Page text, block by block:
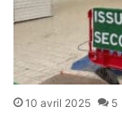
10 avril 2025 5